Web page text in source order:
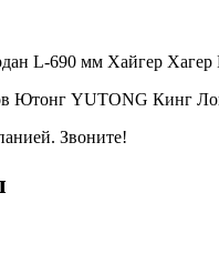
L-690 мм Хайгер
Ютонг YUTONG Кинг
Звоните!